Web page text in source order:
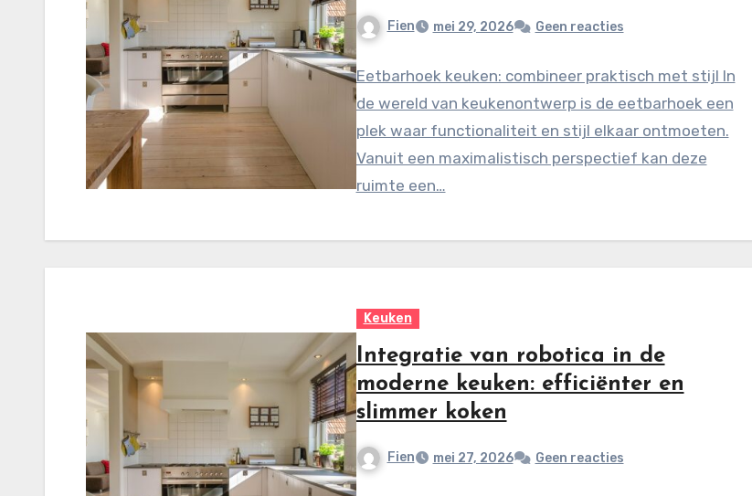
Fien mei 29, 2026 Geen reacties
Eetbarhoek keuken: combineer praktisch met stijl In
de wereld van keukenontwerp is de eetbarhoek een
plek waar functionaliteit en stijl elkaar ontmoeten.
Vanuit een maximalistisch perspectief kan deze
ruimte een…
Keuken
Integratie van robotica in de
moderne keuken: efficiënter en
slimmer koken
Fien mei 27, 2026 Geen reacties